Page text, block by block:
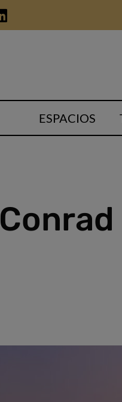
ESPACIOS